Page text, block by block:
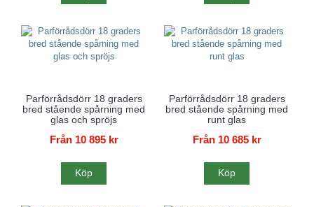
Parförrådsdörr 18 graders
bred stående spårning med
glas och spröjs
Från 10 895 kr
Köp
Parförrådsdörr 18 graders
bred stående spårning med
runt glas
Från 10 685 kr
Köp